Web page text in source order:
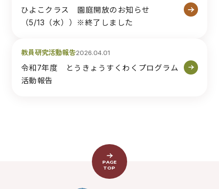
ひよこクラス 園庭開放のお知らせ
（5/13（水））※終了しました
教員研究活動報告
令和7年度 とうきょうすくわくプログラム
活動報告
2026.04.01
PAGE
TOP